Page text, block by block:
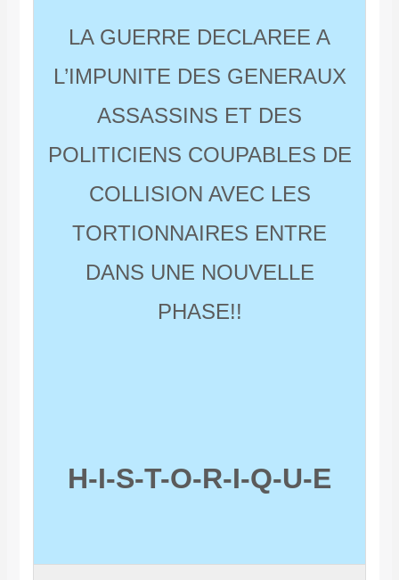
LA GUERRE DECLAREE A
L’IMPUNITE DES GENERAUX
ASSASSINS ET DES
POLITICIENS COUPABLES DE
COLLISION AVEC LES
TORTIONNAIRES ENTRE
DANS UNE NOUVELLE
PHASE!!
H-I-S-T-O-R-I-Q-U-E